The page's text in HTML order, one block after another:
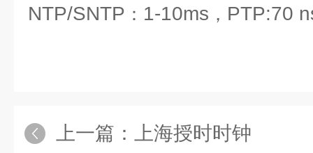
NTP/SNTP ： 1-10ms ， PTP:70
上一篇： 上海授时时钟